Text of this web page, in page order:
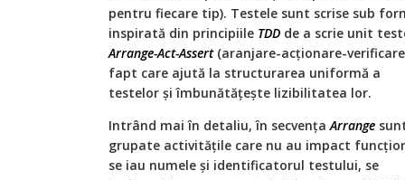
pentru fiecare tip). Testele sunt scrise sub
inspirată din principiile TDD de a scrie unit
Arrange-Act-Assert(aranjare-acționare-
fapt care ajută la structurarea uniformă a
testelor și îmbunătățește lizibilitatea lor.
Intrând mai în detaliu, în secvența Arrange
grupate activitățile care nu au impact
se iau numele și identificatorul testului, se